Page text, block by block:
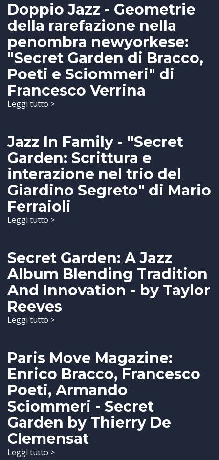
Doppio Jazz - Geometrie
della rarefazione nella
penombra newyorkese:
"Secret Garden di Bracco,
Poeti e Sciommeri" di
Francesco Verrina
Leggi tutto >
Jazz In Family - "Secret
Garden: Scrittura e
interazione nel trio del
Giardino Segreto" di Mario
Ferraioli
Leggi tutto >
Secret Garden: A Jazz
Album Blending Tradition
And Innovation - by Taylor
Reeves
Leggi tutto >
Paris Move Magazine:
Enrico Bracco, Francesco
Poeti, Armando
Sciommeri - Secret
Garden by Thierry De
Clemensat
Leggi tutto >